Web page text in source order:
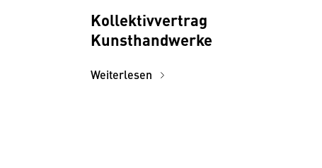
Kollektivvertrag
Kunsthandwerke
Weiterlesen